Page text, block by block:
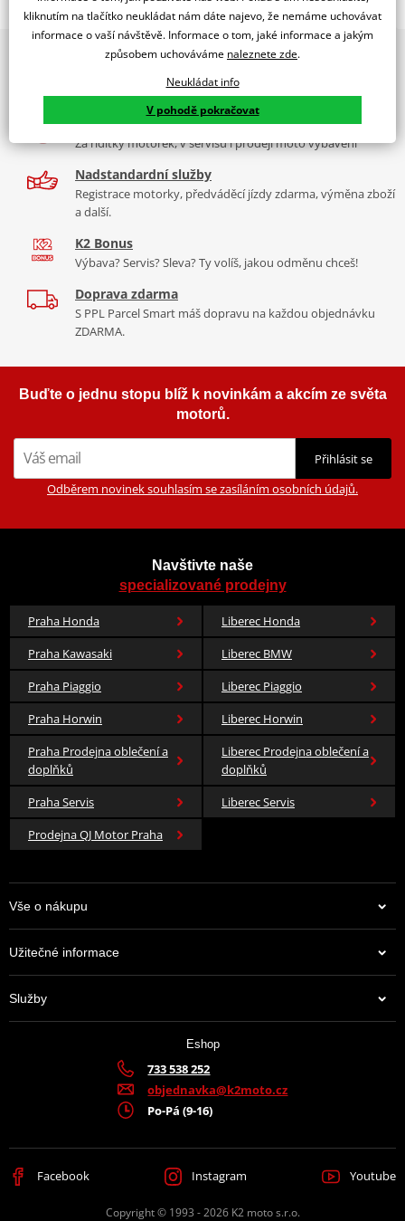
Jsme autorizovaný
dealer značky RMS
LAMP.12V-35/35W S2 BA20D
2x multibrand showroom
9 značek motocyklů, servis, oblečení, doplňky i náhradní
díly, to vše v Praze a Liberci
Více než 30 let zkušeností
Za řídítky motorek, v servisu i prodeji moto vybavení
Nadstandardní služby
Registrace motorky, předváděcí jízdy zdarma, výměna zboží
a další.
K2 Bonus
Výbava? Servis? Sleva? Ty volíš, jakou odměnu chceš!
Doprava zdarma
S PPL Parcel Smart máš dopravu na každou objednávku
ZDARMA.
Buďte o jednu stopu blíž k novinkám a akcím ze světa
motorů.
Přihlásit se
Odběrem novinek souhlasím se zasíláním osobních údajů.
Navštivte naše
specializované prodejny
Praha Honda
Liberec Honda
Praha Kawasaki
Liberec BMW
Praha Piaggio
Liberec Piaggio
Praha Horwin
Liberec Horwin
Praha Prodejna oblečení a
doplňků
Liberec Prodejna oblečení a
doplňků
Praha Servis
Liberec Servis
Prodejna QJ Motor Praha
Vše o nákupu
Užitečné informace
Služby
Eshop
733 538 252
objednavka@k2moto.cz
Po-Pá (9-16)
Facebook Instagram Youtube
Copyright © 1993 - 2026 K2 moto s.r.o.
kliknutím na tlačítko neukládat nám dáte najevo, že nemáme uchovávat
informace o vaší návštěvě. Informace o tom, jaké informace a jakým
způsobem uchováváme naleznete zde.
Neukládat info
V pohodě pokračovat